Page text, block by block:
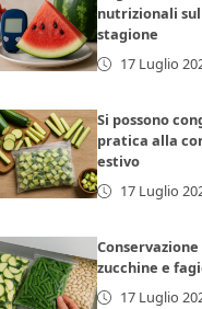
nutrizionali
stagione
17 Luglio
Si possono
pratica alla
estivo
17 Luglio
zucchine e
17 Luglio